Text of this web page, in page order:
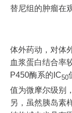
替尼组的肿瘤在
体外药动，对体
血浆蛋白结合率
P450酶系的IC50
值为微摩尔级别
另，虽然胰岛素